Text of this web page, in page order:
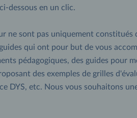
dessous en un clic.
ne sont pas uniquement constitués
qui ont pour but de vous
pédagogiques, des guides pour
des exemples de grilles
DYS, etc. Nous vous souhaitons